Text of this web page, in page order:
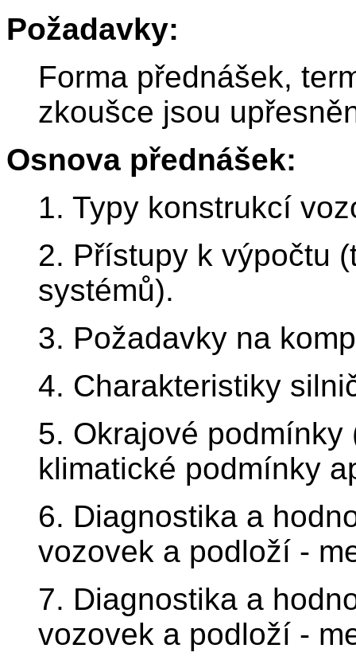
Požadavky:
Forma přednášek,
zkoušce jsou
Osnova přednášek:
1. Typy konstrukcí
2. Přístupy k výpočtu
systémů).
3. Požadavky na
4. Charakteristiky
5. Okrajové
klimatické podmínky
6. Diagnostika a
vozovek a podloží -
7. Diagnostika a
vozovek a podloží -